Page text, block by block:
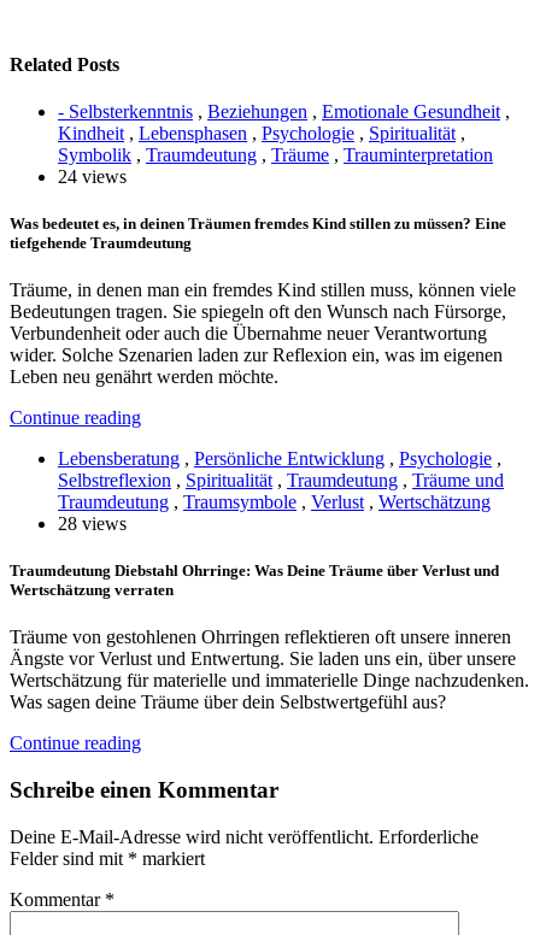
Related Posts
- Selbsterkenntnis , Beziehungen , Emotionale Gesundheit ,
Kindheit , Lebensphasen , Psychologie , Spiritualität ,
Symbolik , Traumdeutung , Träume , Trauminterpretation
24 views
Was bedeutet es, in deinen Träumen fremdes Kind stillen zu müssen? Eine
tiefgehende Traumdeutung
Träume, in denen man ein fremdes Kind stillen muss, können viele
Bedeutungen tragen. Sie spiegeln oft den Wunsch nach Fürsorge,
Verbundenheit oder auch die Übernahme neuer Verantwortung
wider. Solche Szenarien laden zur Reflexion ein, was im eigenen
Leben neu genährt werden möchte.
Continue reading
Lebensberatung , Persönliche Entwicklung , Psychologie ,
Selbstreflexion , Spiritualität , Traumdeutung , Träume und
Traumdeutung , Traumsymbole , Verlust , Wertschätzung
28 views
Traumdeutung Diebstahl Ohrringe: Was Deine Träume über Verlust und
Wertschätzung verraten
Träume von gestohlenen Ohrringen reflektieren oft unsere inneren
Ängste vor Verlust und Entwertung. Sie laden uns ein, über unsere
Wertschätzung für materielle und immaterielle Dinge nachzudenken.
Was sagen deine Träume über dein Selbstwertgefühl aus?
Continue reading
Schreibe einen Kommentar
Deine E-Mail-Adresse wird nicht veröffentlicht. Erforderliche
Felder sind mit * markiert
Kommentar *